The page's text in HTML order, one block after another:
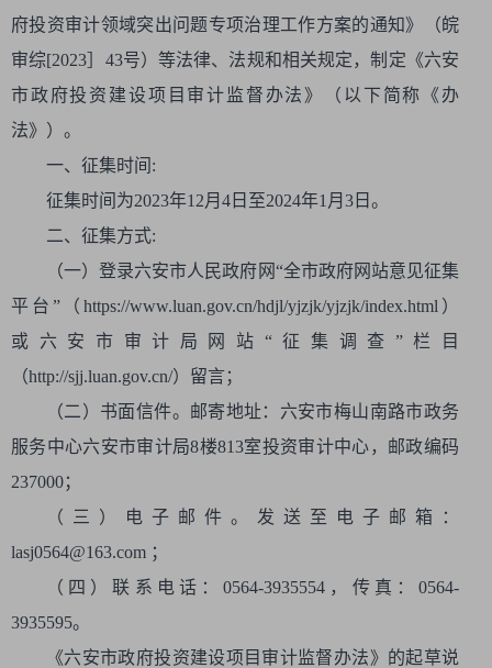
府投资审计领域突出问题专项治理工作方案的通知》（皖
审综[2023］43号）等法律、法规和相关规定，制定《六安
市政府投资建设项目审计监督办法》（以下简称《办
法》）。
一、征集时间:
征集时间为2023年12月4日至2024年1月3日。
二、征集方式:
（一）登录六安市人民政府网“全市政府网站意见征集
平台”（https://www.luan.gov.cn/hdjl/yjzjk/yjzjk/index.html）
或六安市审计局网站“征集调查”栏目
（http://sjj.luan.gov.cn/）留言；
（二）书面信件。邮寄地址：六安市梅山南路市政务
服务中心六安市审计局8楼813室投资审计中心，邮政编码
237000；
（三）电子邮件。发送至电子邮箱：
lasj0564@163.com ；
（四）联系电话：0564-3935554，传真：0564-
3935595。
《六安市政府投资建设项目审计监督办法》的起草说